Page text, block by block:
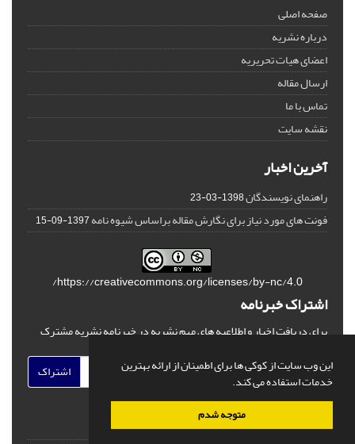
این وب سایت از کوکی ها برای اطمینان از ارائه بهترین
خدمات استفاده می کند.
متوجه شدم
صفحه اصلی
درباره نشریه
اعضای هیات تحریریه
ارسال مقاله
تماس با ما
نقشه سایت
آخرین اخبار
راهنمای نویسندگان1398-03-23
فونت های مورد نیاز برای نگارش مقاله براساس شیوه نامه1397-09-15
https://creativecommons.org/licenses/by-nc/4.0/
اشتراک خبرنامه
برای دریافت اخبار و اطلاعیه های مهم نشریه در خبرنامه نشریه مشترک
اشتراک